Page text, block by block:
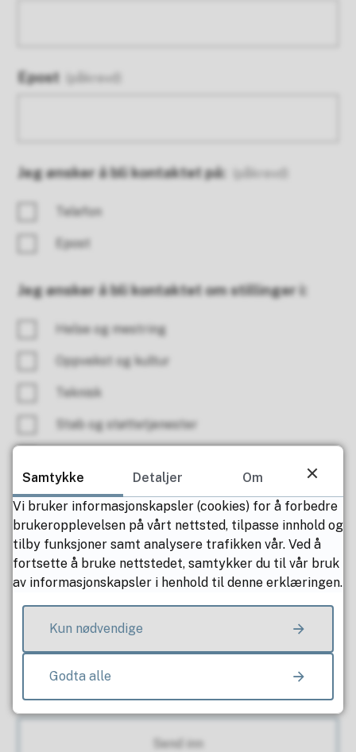
Epost (påkrevd)
Jeg ønsker å bli kontaktet på: (påkrevd)
Telefon
Epost
Jeg ønsker å bli kontaktet om stillinger i:
Helse og mestring
Oppvekst og kultur
Teknisk
Stab og støttetjenester
Lærling
Noe mer du ønsker å fortelle oss
Send inn
Samtykke Detaljer
Om
Vi bruker informasjonskapsler (cookies) for å forbedre
brukeropplevelsen på vårt nettsted, tilpasse innhold og
tilby funksjoner samt analysere trafikken vår. Ved å
fortsette å bruke nettstedet, samtykker du til vår bruk
av informasjonskapsler i henhold til denne erklæringen.
Kun nødvendige
Godta alle